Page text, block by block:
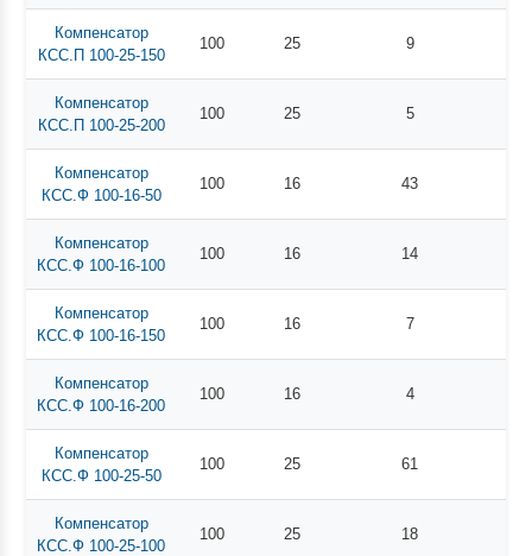
Компенсатор
КСС.П 100-25-150
100 25 9
Компенсатор
КСС.П 100-25-200
100 25 5
Компенсатор
КСС.Ф 100-16-50
100 16 43
Компенсатор
КСС.Ф 100-16-100
100 16 14
Компенсатор
КСС.Ф 100-16-150
100 16 7
Компенсатор
КСС.Ф 100-16-200
100 16 4
Компенсатор
КСС.Ф 100-25-50
100 25 61
Компенсатор
КСС.Ф 100-25-100
100 25 18